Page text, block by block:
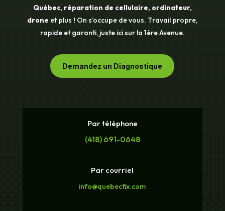
Québec, réparation de cellulaire, ordinateur,
drone et plus ! On s’occupe de vous. Travail propre,
rapide et garanti, juste ici sur la 1ère Avenue.
Demandez un Diagnostique
Par téléphone
(418) 691-0648
Par courriel
info@quebecfix.com